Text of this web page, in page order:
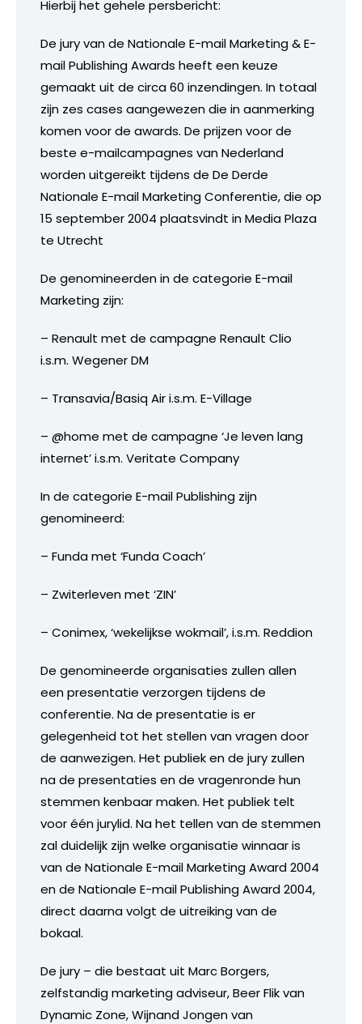
Hierbij het gehele persbericht:
De jury van de Nationale E-mail Marketing & E-
mail Publishing Awards heeft een keuze
gemaakt uit de circa 60 inzendingen. In totaal
zijn zes cases aangewezen die in aanmerking
komen voor de awards. De prijzen voor de
beste e-mailcampagnes van Nederland
worden uitgereikt tijdens de De Derde
Nationale E-mail Marketing Conferentie, die op
15 september 2004 plaatsvindt in Media Plaza
te Utrecht
De genomineerden in de categorie E-mail
Marketing zijn:
– Renault met de campagne Renault Clio
i.s.m. Wegener DM
– Transavia/Basiq Air i.s.m. E-Village
– @home met de campagne ‘Je leven lang
internet’ i.s.m. Veritate Company
In de categorie E-mail Publishing zijn
genomineerd:
– Funda met ‘Funda Coach’
– Zwiterleven met ‘ZIN’
– Conimex, ‘wekelijkse wokmail’, i.s.m. Reddion
De genomineerde organisaties zullen allen
een presentatie verzorgen tijdens de
conferentie. Na de presentatie is er
gelegenheid tot het stellen van vragen door
de aanwezigen. Het publiek en de jury zullen
na de presentaties en de vragenronde hun
stemmen kenbaar maken. Het publiek telt
voor één jurylid. Na het tellen van de stemmen
zal duidelijk zijn welke organisatie winnaar is
van de Nationale E-mail Marketing Award 2004
en de Nationale E-mail Publishing Award 2004,
direct daarna volgt de uitreiking van de
bokaal.
De jury – die bestaat uit Marc Borgers,
zelfstandig marketing adviseur, Beer Flik van
Dynamic Zone, Wijnand Jongen van